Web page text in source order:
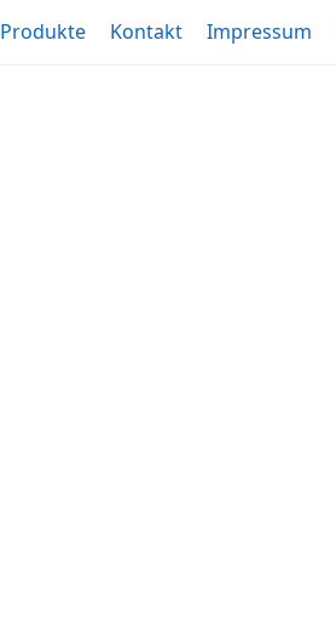
Produkte Kontakt Impressum